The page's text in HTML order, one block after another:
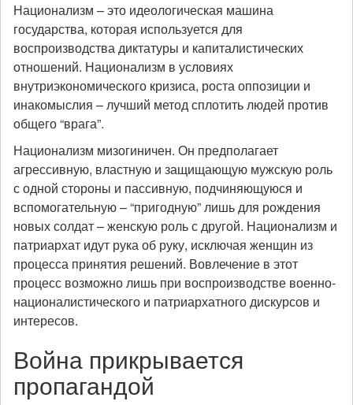
Национализм – это идеологическая машина
государства, которая используется для
воспроизводства диктатуры и капиталистических
отношений. Национализм в условиях
внутриэкономического кризиса, роста оппозиции и
инакомыслия – лучший метод сплотить людей против
общего “врага”.
Национализм мизогиничен. Он предполагает
агрессивную, властную и защищающую мужскую роль
с одной стороны и пассивную, подчиняющуюся и
вспомогательную – “пригодную” лишь для рождения
новых солдат – женскую роль с другой. Национализм и
патриархат идут рука об руку, исключая женщин из
процесса принятия решений. Вовлечение в этот
процесс возможно лишь при воспроизводстве военно-
националистического и патриархатного дискурсов и
интересов.
Война прикрывается
пропагандой